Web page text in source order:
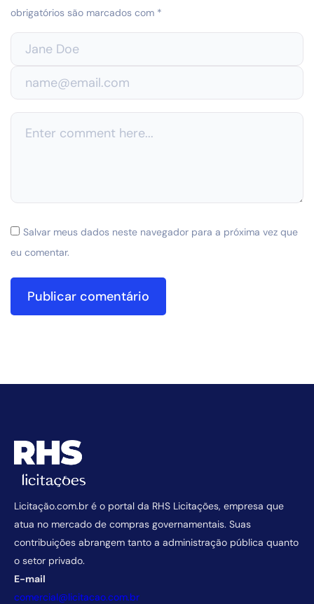
obrigatórios são marcados com *
Salvar meus dados neste navegador para a próxima vez que
eu comentar.
Licitação.com.br é o portal da RHS Licitações, empresa que
atua no mercado de compras governamentais. Suas
contribuições abrangem tanto a administração pública quanto
o setor privado.
E-mail
comercial@licitacao.com.br